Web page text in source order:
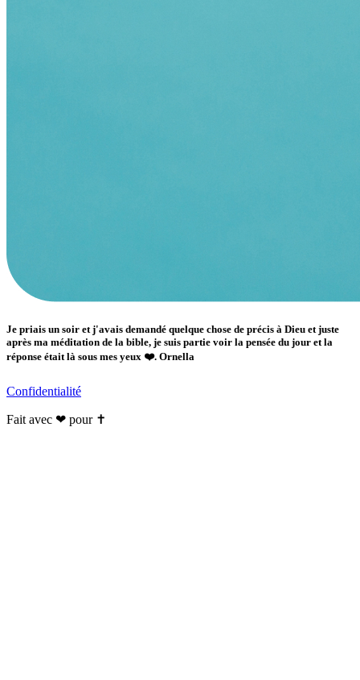
Je priais un soir et j'avais demandé quelque chose de précis à Dieu et juste
après ma méditation de la bible, je suis partie voir la pensée du jour et la
réponse était là sous mes yeux ❤️. Ornella
Confidentialité
Fait avec ❤ pour ✝️️